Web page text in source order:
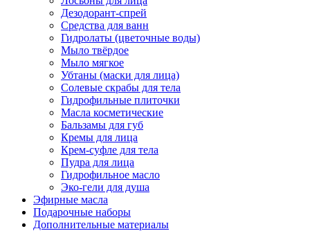
Дезодорант-спрей
Средства для ванн
Гидролаты (цветочные воды)
Мыло твёрдое
Мыло мягкое
Убтаны (маски для лица)
Солевые скрабы для тела
Гидрофильные плиточки
Масла косметические
Бальзамы для губ
Кремы для лица
Крем-суфле для тела
Пудра для лица
Гидрофильное масло
Эко-гели для душа
Эфирные масла
Подарочные наборы
Дополнительные материалы